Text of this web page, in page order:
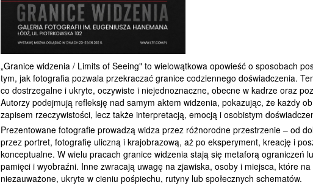
„Granice widzenia / Limits of Seeing" to wielowątkowa opowieść o sposobach
tym, jak fotografia pozwala przekraczać granice codziennego doświadczenia.
co dostrzegalne i ukryte, oczywiste i niejednoznaczne, obecne w kadrze oraz
Autorzy podejmują refleksję nad samym aktem widzenia, pokazując, że każdy
zapisem rzeczywistości, lecz także interpretacją, emocją i osobistym
Prezentowane fotografie prowadzą widza przez różnorodne przestrzenie – od
przez portret, fotografię uliczną i krajobrazową, aż po eksperyment, kreację i
konceptualne. W wielu pracach granice widzenia stają się metaforą ograniczeń
pamięci i wyobraźni. Inne zwracają uwagę na zjawiska, osoby i miejsca, które
niezauważone, ukryte w cieniu pośpiechu, rutyny lub społecznych schematów.